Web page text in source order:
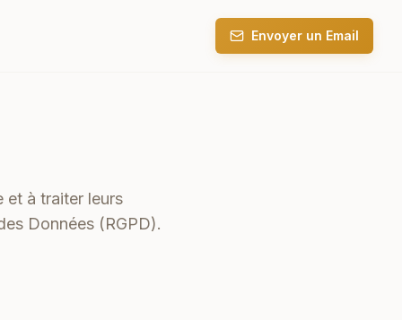
Envoyer un Email
et à traiter leurs
Données (RGPD).